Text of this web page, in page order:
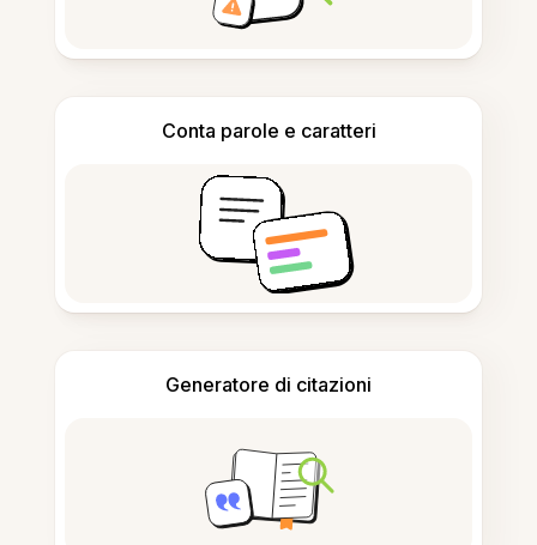
Conta parole e caratteri
Generatore di citazioni